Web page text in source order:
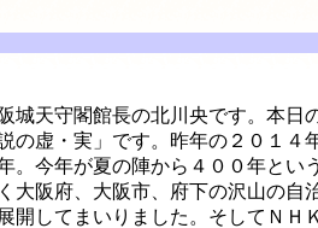
城天守閣館長の北川央です。本日
の虚・実」です。昨年の２０１４
。今年が夏の陣から４００年とい
大阪府、大阪市、府下の沢山の自
開してまいりました。そしてＮＨ